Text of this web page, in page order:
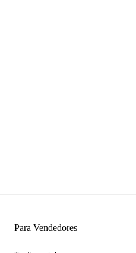
Para Vendedores